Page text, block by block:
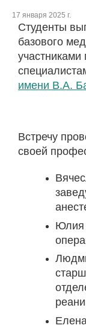
17 января 2025 г.
Студенты
базового
имени В.А.
Встречу
своей
Юлия